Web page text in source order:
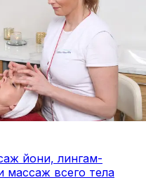
йони, лингам-
массаж всего тела